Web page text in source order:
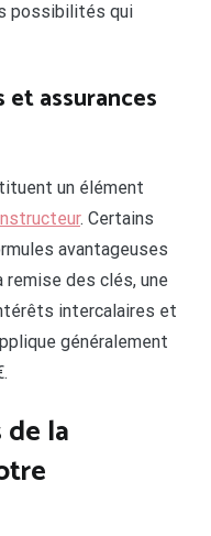
possibilités qui
assurances
un élément
. Certains
avantageuses
remise des clés, une
intercalaires et
généralement
la